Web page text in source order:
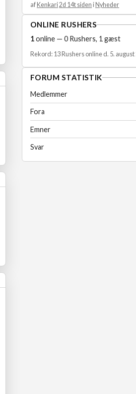
afKenkari2d 14t siden iNyheder
ONLINE RUSHERS
1online — 0 Rushers, 1 gæst
Rekord: 13 Rushers online d. 5. august
FORUM STATISTIK
Medlemmer
Fora
Emner
Svar